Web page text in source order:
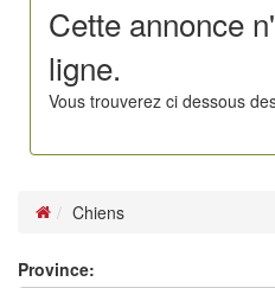
Cette annonce
ligne.
Vous trouverez ci dessous
Chiens
Province: